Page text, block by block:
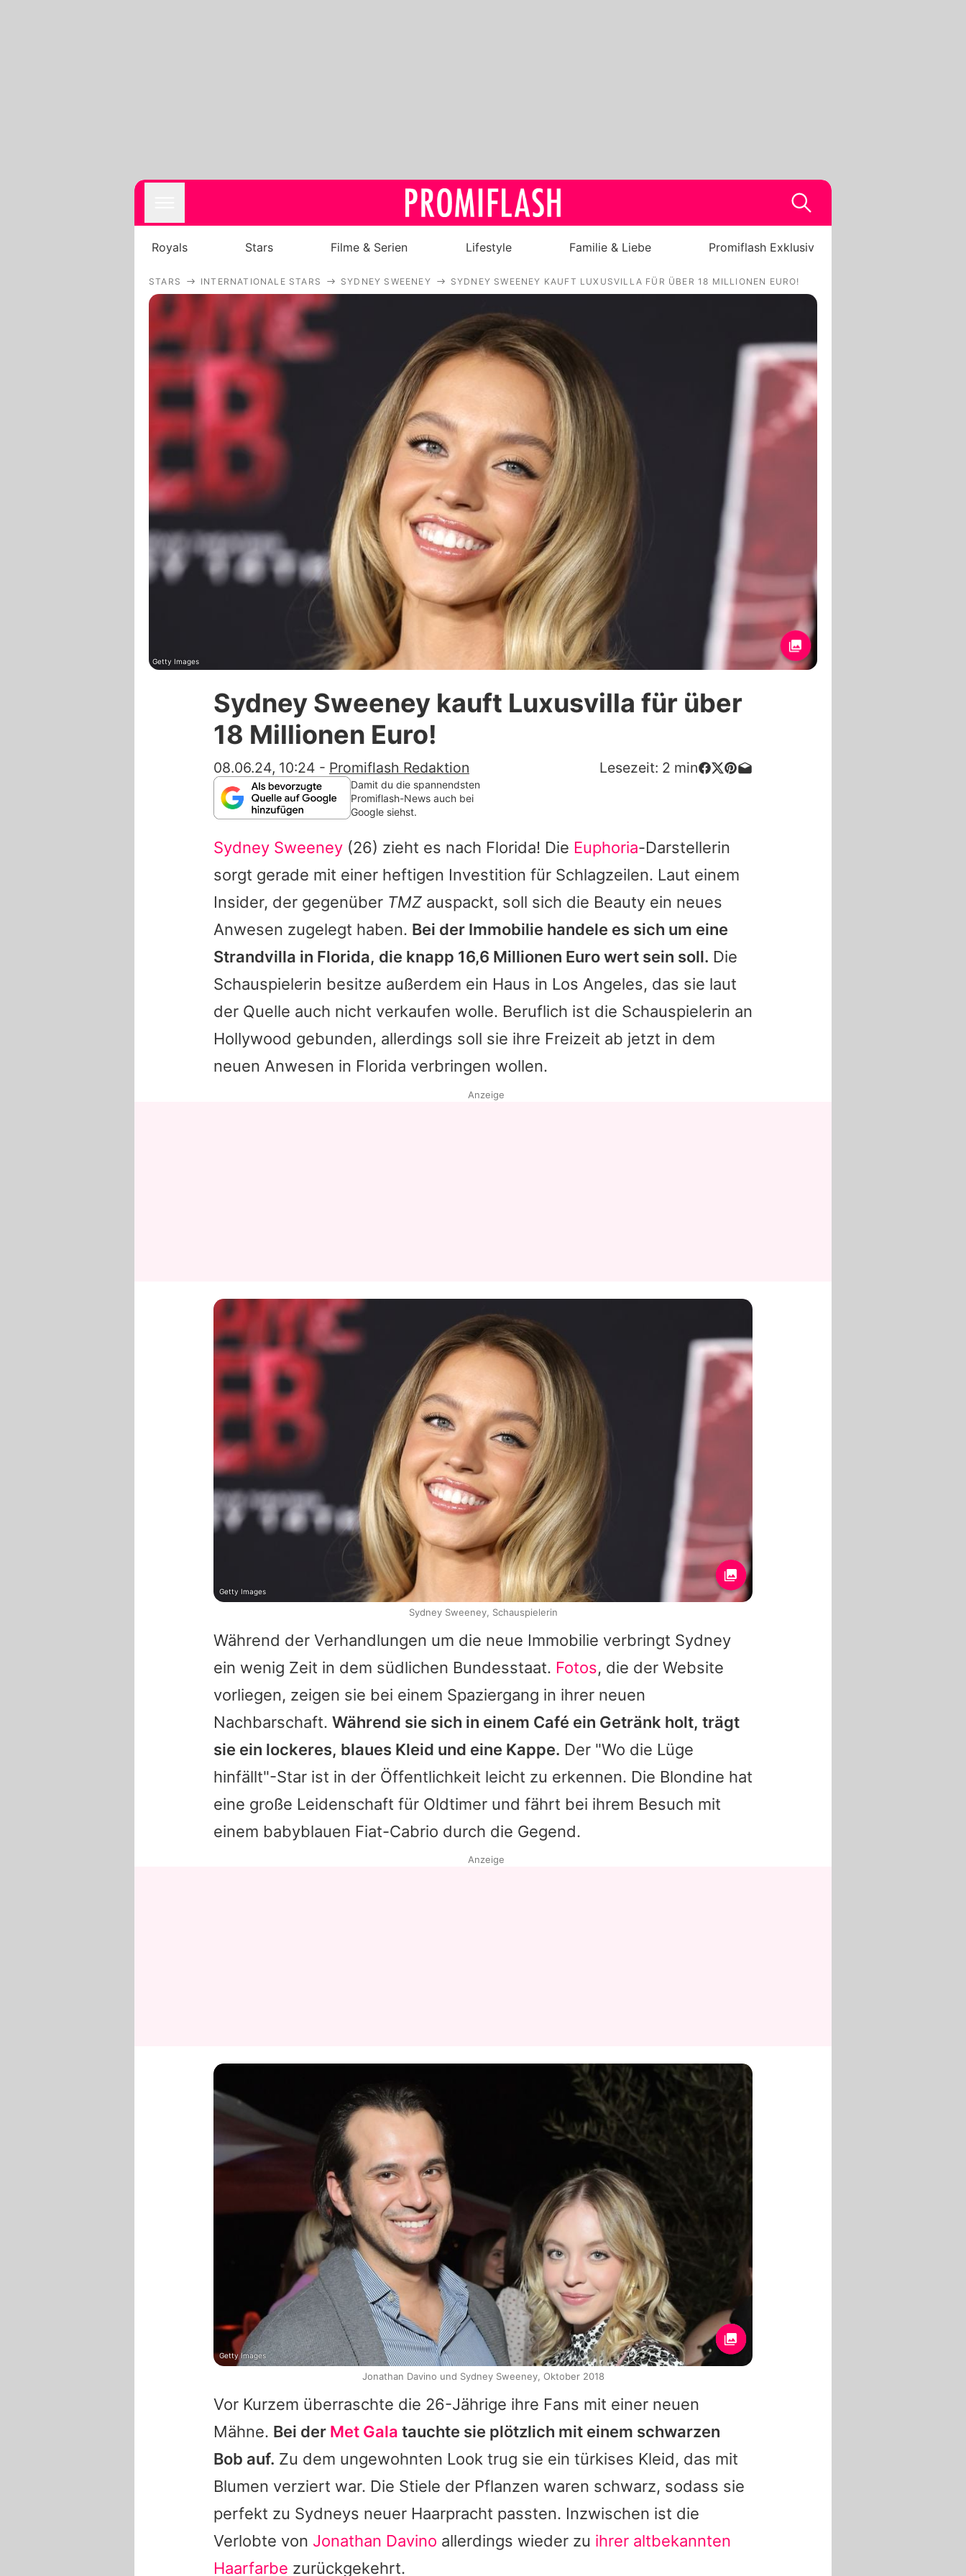
Royals
Stars
Filme & Serien
Lifestyle
Promiflash Exklusiv
Alle Themen auf Promiflash
Jobs
App runterladen
Team
Redaktionelle Richtlinien
Impressum
Datenschutzerklärung
Nutzungsbedingungen
Royals Stars Filme & Serien Lifestyle Familie & Liebe Promiflash Exklusiv
STARS INTERNATIONALE STARS SYDNEY SWEENEY SYDNEY SWEENEY KAUFT LUXUSVILLA FÜR ÜBER 18 MILLIONEN EURO!
Getty Images
Sydney Sweeney kauft Luxusvilla für über
18 Millionen Euro!
08.06.24, 10:24 - Promiflash Redaktion Lesezeit: 2 min
Damit du die spannendsten
Promiflash-News auch bei
Google siehst.
Sydney Sweeney (26) zieht es nach Florida! Die Euphoria-Darstellerin
sorgt gerade mit einer heftigen Investition für Schlagzeilen. Laut einem
Insider, der gegenüber TMZ auspackt, soll sich die Beauty ein neues
Anwesen zugelegt haben. Bei der Immobilie handele es sich um eine
Strandvilla in Florida, die knapp 16,6 Millionen Euro wert sein soll. Die
Schauspielerin besitze außerdem ein Haus in Los Angeles, das sie laut
der Quelle auch nicht verkaufen wolle. Beruflich ist die Schauspielerin an
Hollywood gebunden, allerdings soll sie ihre Freizeit ab jetzt in dem
neuen Anwesen in Florida verbringen wollen.
Während der Verhandlungen um die neue Immobilie verbringt Sydney
ein wenig Zeit in dem südlichen Bundesstaat. Fotos, die der Website
vorliegen, zeigen sie bei einem Spaziergang in ihrer neuen
Nachbarschaft. Während sie sich in einem Café ein Getränk holt, trägt
sie ein lockeres, blaues Kleid und eine Kappe. Der "Wo die Lüge
hinfällt"-Star ist in der Öffentlichkeit leicht zu erkennen. Die Blondine hat
eine große Leidenschaft für Oldtimer und fährt bei ihrem Besuch mit
einem babyblauen Fiat-Cabrio durch die Gegend.
Vor Kurzem überraschte die 26-Jährige ihre Fans mit einer neuen
Mähne. Bei der Met Gala tauchte sie plötzlich mit einem schwarzen
Bob auf. Zu dem ungewohnten Look trug sie ein türkises Kleid, das mit
Blumen verziert war. Die Stiele der Pflanzen waren schwarz, sodass sie
perfekt zu Sydneys neuer Haarpracht passten. Inzwischen ist die
Verlobte von Jonathan Davino allerdings wieder zu ihrer altbekannten
Haarfarbe zurückgekehrt.
Anzeige
Getty Images
Sydney Sweeney, Schauspielerin
Anzeige
Getty Images
Jonathan Davino und Sydney Sweeney, Oktober 2018